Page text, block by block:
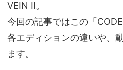
VEIN II。
今回の記事ではこの「
各エディションの違いや、
ます。